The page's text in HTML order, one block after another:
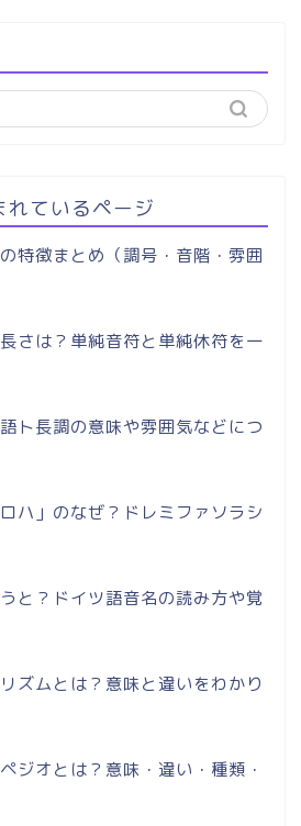
れているページ
特徴まとめ（調号・音階・雰囲
さは？単純音符と単純休符を一
ト長調の意味や雰囲気などにつ
ハ」のなぜ？ドレミファソラシ
と？ドイツ語音名の読み方や覚
ズムとは？意味と違いをわかり
ジオとは？意味・違い・種類・